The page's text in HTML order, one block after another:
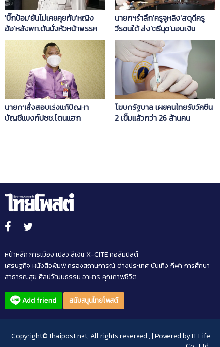
'บิ๊กป้อม'ยันไม่เคยคุยกับ'หญิง
อ้อ'หลังพท.ดันนั่งหัวหน้าพรรค
นายกฯรำลึก'ครูจูหลิง'สดุดีครู
วีรชนใต้ ส่ง'ตรีนุช'มอบเงิน
เยียวยาครอบครัว
นายกฯสั่งสอบเร่งแก้ปัญหา
บัญชีแบงก์ปชช.โดนแฮก
โฆษกรัฐบาล เผยคนไทยรับวัคซีน
2 เข็มแล้วกว่า 26 ล้านคน
หน้าหลัก การเมือง เปลว สีเงิน X-CITE คอลัมนิสต์
เศรษฐกิจ หนังสือพิมพ์กรองสถานการณ์ต่างประเทศบันเทิง กีฬา การศึกษา
สาธารณสุข ศิลปวัฒนธรรม อาหาร คุณภาพชีวิต
สนับสนุนไทยโพสต์
Copyright© thaipost.net, All rights reserved., | Powered byIT Life